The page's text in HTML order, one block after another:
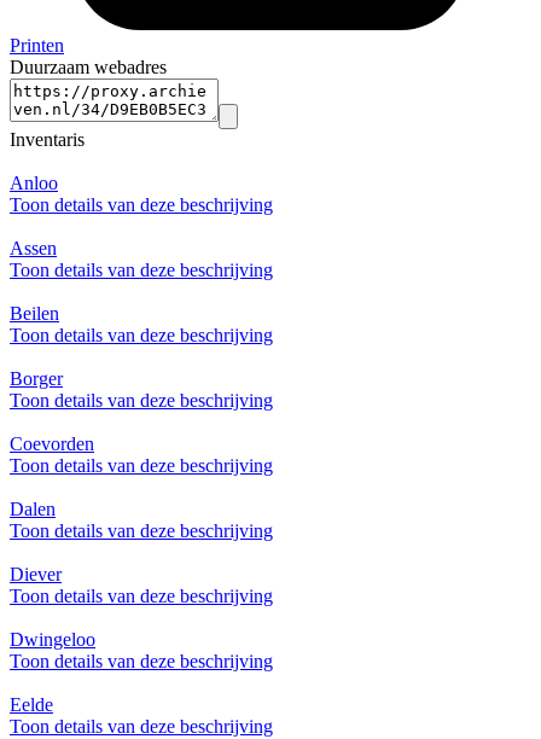
Printen
Duurzaam webadres
Inventaris
Anloo
Toon details van deze beschrijving
Assen
Toon details van deze beschrijving
Beilen
Toon details van deze beschrijving
Borger
Toon details van deze beschrijving
Coevorden
Toon details van deze beschrijving
Dalen
Toon details van deze beschrijving
Diever
Toon details van deze beschrijving
Dwingeloo
Toon details van deze beschrijving
Eelde
Toon details van deze beschrijving